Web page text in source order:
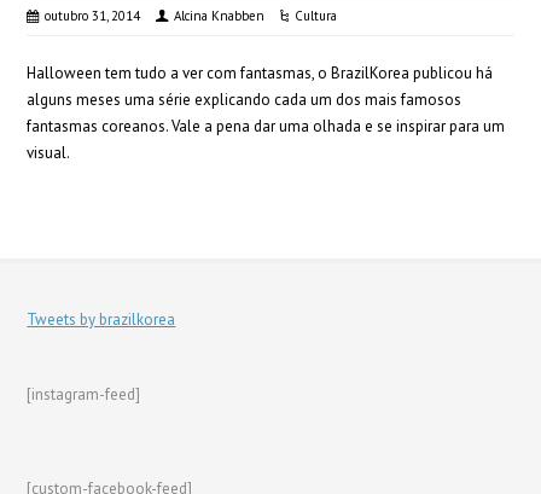
outubro 31, 2014 Alcina Knabben Cultura
Halloween tem tudo a ver com fantasmas, o BrazilKorea publicou há
alguns meses uma série explicando cada um dos mais famosos
fantasmas coreanos. Vale a pena dar uma olhada e se inspirar para um
visual.
Tweets by brazilkorea
[instagram-feed]
[custom-facebook-feed]